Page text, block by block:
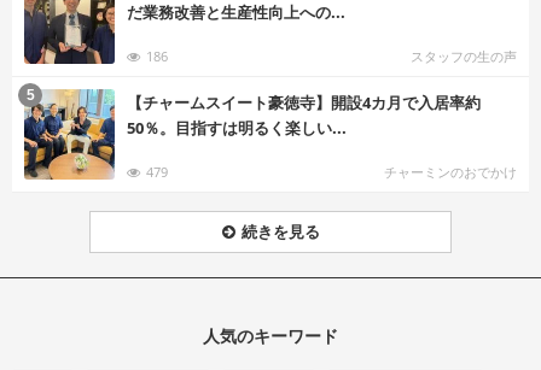
だ業務改善と生産性向上への...
186 スタッフの生の声
【チャームスイート豪徳寺】開設4カ月で入居率約
50％。目指すは明るく楽しい...
479 チャーミンのおでかけ
5
続きを見る
人気のキーワード